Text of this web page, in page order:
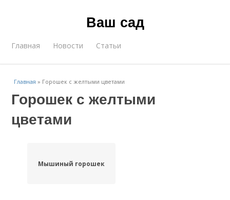
Ваш сад
Главная Новости Статьи
Главная » Горошек с желтыми цветами
Горошек с желтыми
цветами
Мышиный горошек